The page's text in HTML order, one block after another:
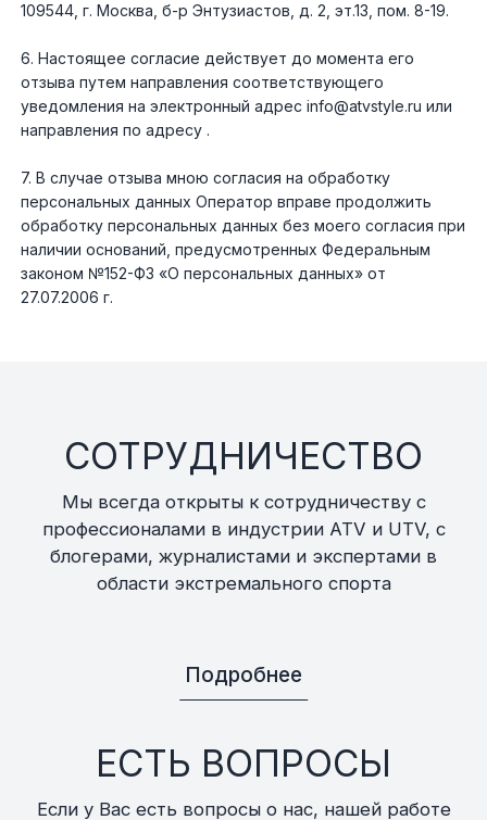
Управление
Хранение и перевозка
Шины, диски, гусеницы
Шноркели
Экипировка и одежда
Движители (гребные винты)
Швартовное оборудование
Якорное оборудование
109544, г. Москва, б-р Энтузиастов, д. 2, эт.13, пом. 8-19.
6. Настоящее согласие действует до момента его
отзыва путем направления соответствующего
уведомления на электронный адрес info@atvstyle.ru или
направления по адресу .
7. В случае отзыва мною согласия на обработку
персональных данных Оператор вправе продолжить
обработку персональных данных без моего согласия при
наличии оснований, предусмотренных Федеральным
законом №152-ФЗ «О персональных данных» от
27.07.2006 г.
СОТРУДНИЧЕСТВО
Мы всегда открыты к сотрудничеству с
профессионалами в индустрии ATV и UTV, с
блогерами, журналистами и экспертами в
области экстремального спорта
Подробнее
ЕСТЬ ВОПРОСЫ
Если у Вас есть вопросы о нас, нашей работе